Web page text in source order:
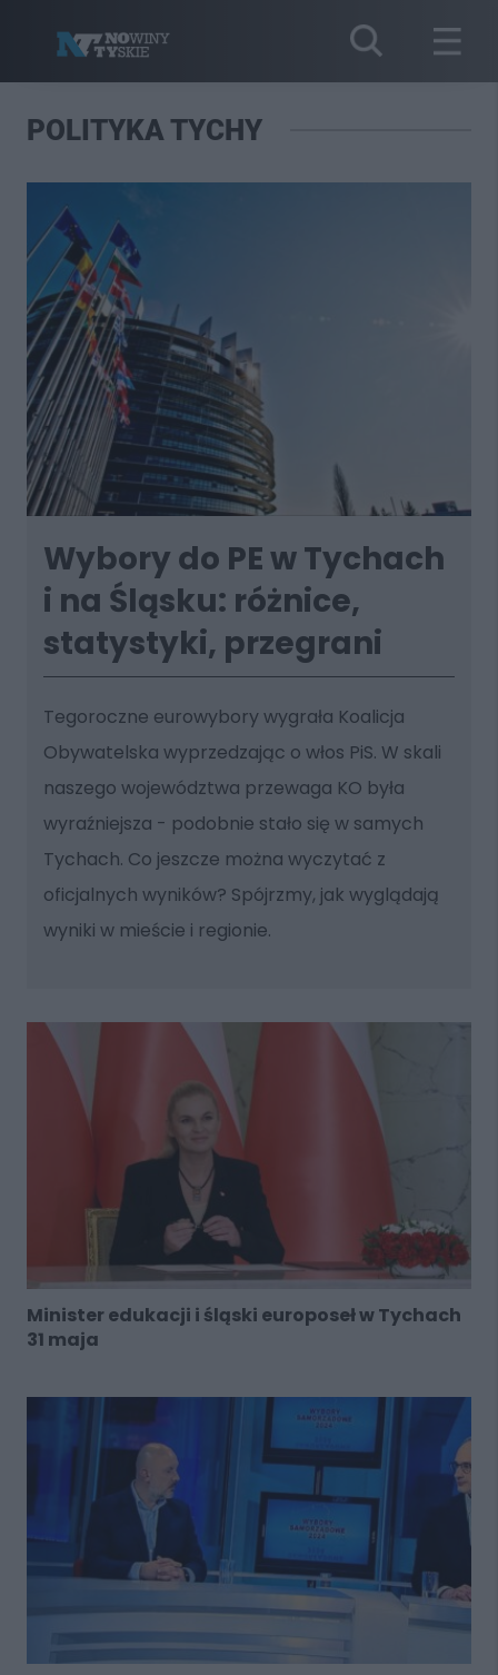
POLITYKA TYCHY
Wybory do PE w Tychach
i na Śląsku: różnice,
statystyki, przegrani
Tegoroczne eurowybory wygrała Koalicja
Obywatelska wyprzedzając o włos PiS. W skali
naszego województwa przewaga KO była
wyraźniejsza - podobnie stało się w samych
Tychach. Co jeszcze można wyczytać z
oficjalnych wyników? Spójrzmy, jak wyglądają
wyniki w mieście i regionie.
Minister edukacji i śląski europoseł w Tychach
31 maja